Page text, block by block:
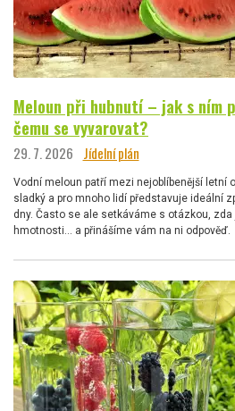
Meloun při hubnutí – jak s ním
čemu se vyvarovat?
29. 7. 2026 Jídelní plán
Vodní meloun patří mezi nejoblíbenější letní
sladký a pro mnoho lidí představuje ideální
dny. Často se ale setkáváme s otázkou,
hmotnosti… a přinášíme vám na ni odpověď.